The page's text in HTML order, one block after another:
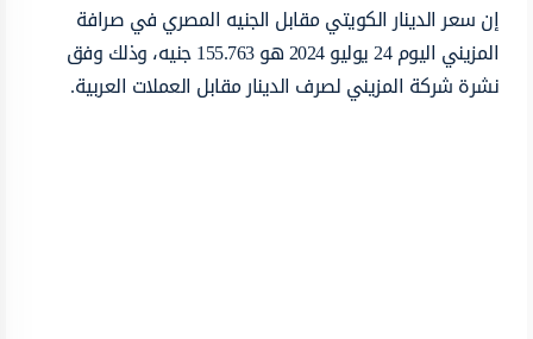
إن سعر الدينار الكويتي مقابل الجنيه المصري في صرافة
المزيني اليوم 24 يوليو 2024 هو 155.763 جنيه، وذلك وفق
نشرة شركة المزيني لصرف الدينار مقابل العملات العربية.